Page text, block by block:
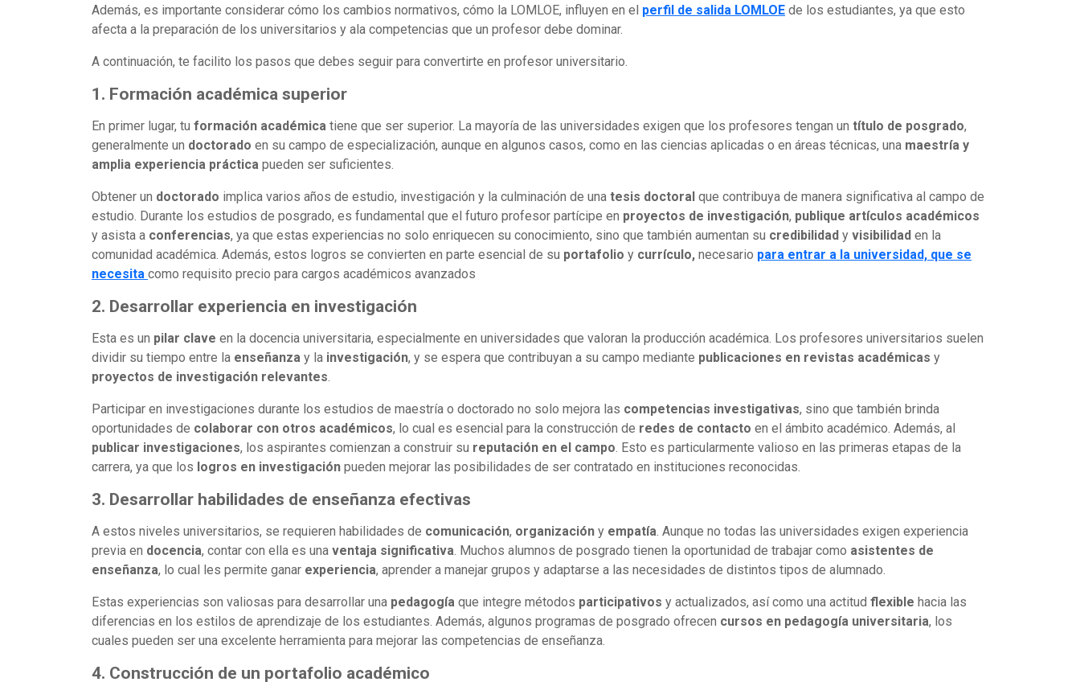
Además, es importante considerar cómo los cambios normativos, cómo la LOMLOE, influyen en el perfil de salida LOMLOE de los estudiantes, ya que esto
afecta a la preparación de los universitarios y ala competencias que un profesor debe dominar.
A continuación, te facilito los pasos que debes seguir para convertirte en profesor universitario.
1. Formación académica superior
En primer lugar, tu formación académica tiene que ser superior. La mayoría de las universidades exigen que los profesores tengan un título de posgrado,
generalmente un doctorado en su campo de especialización, aunque en algunos casos, como en las ciencias aplicadas o en áreas técnicas, una maestría y
amplia experiencia práctica pueden ser suficientes.
Obtener un doctorado implica varios años de estudio, investigación y la culminación de una tesis doctoral que contribuya de manera significativa al campo de
estudio. Durante los estudios de posgrado, es fundamental que el futuro profesor partícipe en proyectos de investigación, publique artículos académicos
y asista a conferencias, ya que estas experiencias no solo enriquecen su conocimiento, sino que también aumentan su credibilidad y visibilidad en la
comunidad académica. Además, estos logros se convierten en parte esencial de su portafolio y currículo, necesario para entrar a la universidad, que se
necesita como requisito precio para cargos académicos avanzados
2. Desarrollar experiencia en investigación
Esta es un pilar clave en la docencia universitaria, especialmente en universidades que valoran la producción académica. Los profesores universitarios suelen
dividir su tiempo entre la enseñanza y la investigación, y se espera que contribuyan a su campo mediante publicaciones en revistas académicas y
proyectos de investigación relevantes
Participar en investigaciones durante los estudios de maestría o doctorado no solo mejora las competencias investigativas, sino que también brinda
oportunidades de colaborar con otros académicos, lo cual es esencial para la construcción de redes de contacto en el ámbito académico. Además, al
publicar investigaciones, los aspirantes comienzan a construir su reputación en el campo . Esto es particularmente valioso en las primeras etapas de la
carrera, ya que los logros en investigación pueden mejorar las posibilidades de ser contratado en instituciones reconocidas.
3. Desarrollar habilidades de enseñanza efectivas
A estos niveles universitarios, se requieren habilidades de comunicación, organización y empatía . Aunque no todas las universidades exigen experiencia
previa en docencia, contar con ella es una ventaja significativa . Muchos alumnos de posgrado tienen la oportunidad de trabajar como asistentes de
enseñanza, lo cual les permite ganar experiencia, aprender a manejar grupos y adaptarse a las necesidades de distintos tipos de alumnado.
Estas experiencias son valiosas para desarrollar una pedagogía que integre métodos participativos y actualizados, así como una actitud flexible hacia las
diferencias en los estilos de aprendizaje de los estudiantes. Además, algunos programas de posgrado ofrecen cursos en pedagogía universitaria, los
cuales pueden ser una excelente herramienta para mejorar las competencias de enseñanza.
4. Construcción de un portafolio académico